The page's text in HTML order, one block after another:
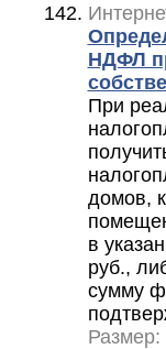
НДФЛ
При
домов,
в
руб.,
сумму
Размер: